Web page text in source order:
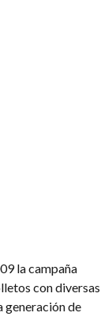
la campaña
con diversas
generación de